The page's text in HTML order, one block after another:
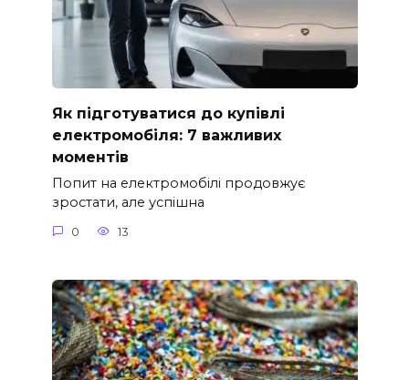
Як підготуватися до купівлі
електромобіля: 7 важливих
моментів
Попит на електромобілі продовжує
зростати, але успішна
0 13